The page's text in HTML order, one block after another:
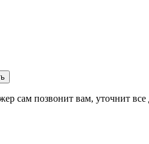
сам позвонит вам, уточнит все